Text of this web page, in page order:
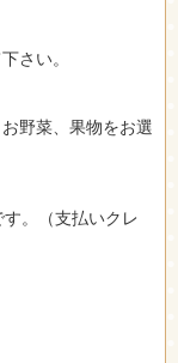
さい。
野菜、果物をお選
。（支払いクレ